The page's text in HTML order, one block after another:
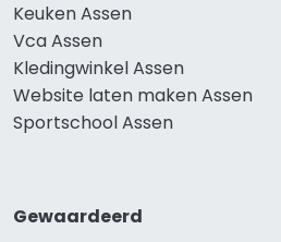
Keuken Assen
Vca Assen
Kledingwinkel Assen
Website laten maken Assen
Sportschool Assen
Gewaardeerd